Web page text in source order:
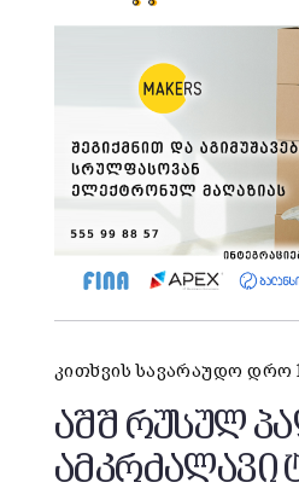
კითხვის სავარაუდო დრო
აშშ რუსულ
ამკრძალავი